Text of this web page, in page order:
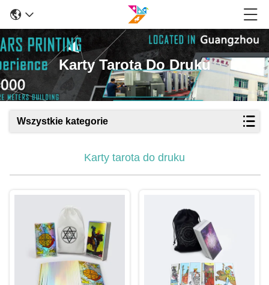
Karty Tarota Do Druku
Wszystkie kategorie
Karty tarota do druku